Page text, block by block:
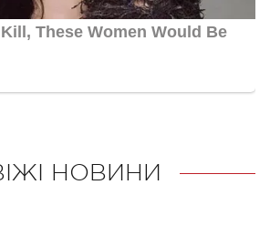
НОВИНИ